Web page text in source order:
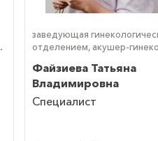
заведующая
отделением, акушер-
детский гинеколог, врач
(УЗИ)
Файзиева Татьяна
Владимировна
Специалист